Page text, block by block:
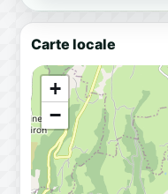
Carte locale
+
−